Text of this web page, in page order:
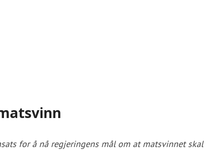
for å nå regjeringens mål om at matsvinnet skal